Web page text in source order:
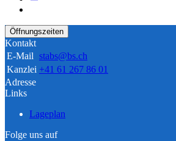
Öffnungszeiten
Kontakt
E-Mail stabs@bs.ch
Kanzlei +41 61 267 86 01
Adresse
Links
Lageplan
Folge uns auf